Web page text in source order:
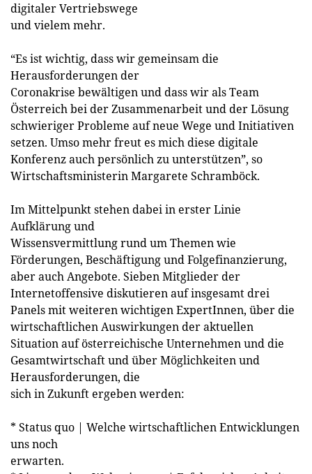
digitaler Vertriebswege
und vielem mehr.
“Es ist wichtig, dass wir gemeinsam die
Herausforderungen der
Coronakrise bewältigen und dass wir als Team
Österreich bei der Zusammenarbeit und der Lösung
schwieriger Probleme auf neue Wege und Initiativen
setzen. Umso mehr freut es mich diese digitale
Konferenz auch persönlich zu unterstützen”, so
Wirtschaftsministerin Margarete Schramböck.
Im Mittelpunkt stehen dabei in erster Linie
Aufklärung und
Wissensvermittlung rund um Themen wie
Förderungen, Beschäftigung und Folgefinanzierung,
aber auch Angebote. Sieben Mitglieder der
Internetoffensive diskutieren auf insgesamt drei
Panels mit weiteren wichtigen ExpertInnen, über die
wirtschaftlichen Auswirkungen der aktuellen
Situation auf österreichische Unternehmen und die
Gesamtwirtschaft und über Möglichkeiten und
Herausforderungen, die
sich in Zukunft ergeben werden:
* Status quo | Welche wirtschaftlichen Entwicklungen
uns noch
erwarten.